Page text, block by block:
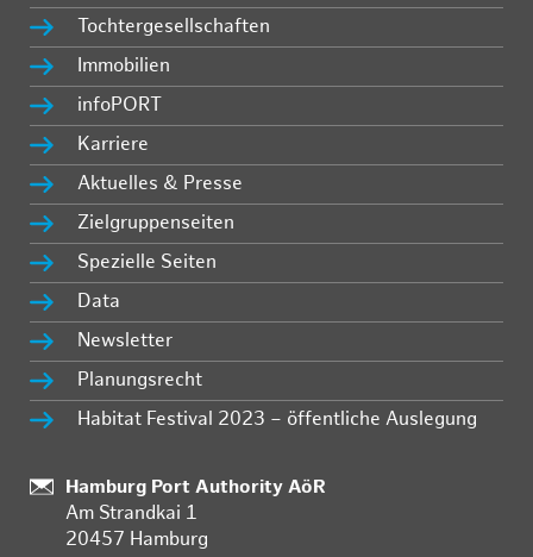
Tochtergesellschaften
Immobilien
infoPORT
Karriere
Aktuelles & Presse
Zielgruppenseiten
Spezielle Seiten
Data
Newsletter
Planungsrecht
Habitat Festival 2023 – öffentliche Auslegung
:
Hamburg Port Authority AöR
Am Strandkai 1
20457 Hamburg